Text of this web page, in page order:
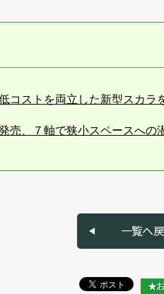
コストを両立した新型スカラ
売、７軸で狭小スペースへの
訪vol.32]搬送の自動化をま
ステムを発売、ロボティクス
一覧へ
★